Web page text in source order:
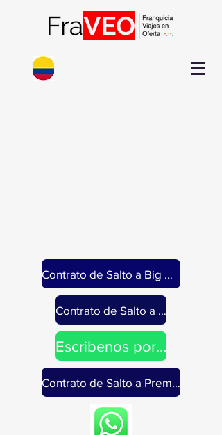
Escribenos por whatsapp